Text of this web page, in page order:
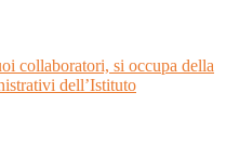
collaboratori, si occupa della
dell’Istituto